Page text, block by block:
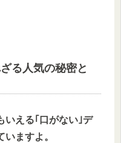
る人気の秘密と
いえる｢口がない｣デ
ますよ。